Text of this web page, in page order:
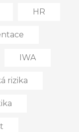
HR
IWA
rizika